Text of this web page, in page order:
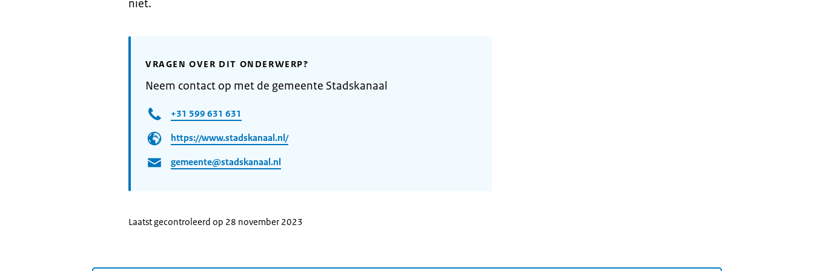
niet.
VRAGEN OVER DIT ONDERWERP?
Neem contact op met de gemeente Stadskanaal
+31 599 631 631
https://www.stadskanaal.nl/
gemeente@stadskanaal.nl
Laatst gecontroleerd op 28 november 2023